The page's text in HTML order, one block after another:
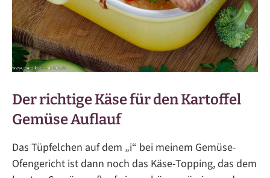
Der richtige Käse für den Kartoffel
Gemüse Auflauf
Das Tüpfelchen auf dem „i“ bei meinem Gemüse-
Ofengericht ist dann noch das Käse-Topping, das dem